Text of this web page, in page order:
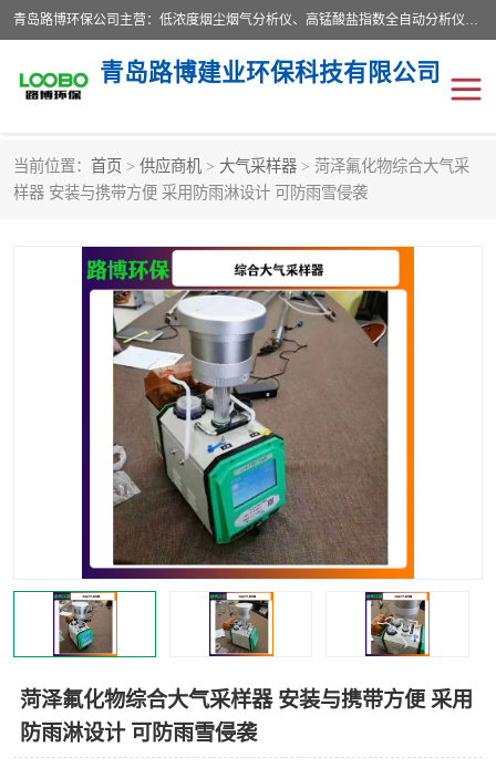
青岛路博环保公司主营：低浓度烟尘烟气分析仪、高锰酸盐指数全自动分析仪、便携式超声波明渠流量计、便携式水质采样器、恒温恒湿称重系统、手持式油烟检测仪等;是一家集环保科研、设计、生产、维护、销售和系统集成为一体的综合性高科技企业。路博人秉承"科学技术是第一生产力的重要理念，倡导环境友好型的生产、生活和消费方式。
青岛路博建业环保科技有限公司
当前位置： 首页 > 供应商机 > 大气采样器 > 菏泽氟化物综合大气采
样器 安装与携带方便 采用防雨淋设计 可防雨雪侵袭
菏泽氟化物综合大气采样器 安装与携带方便 采用
防雨淋设计 可防雨雪侵袭
生物安全柜 气体检测仪
水质检测仪 手持式油烟检测仪
恒温恒湿称重系统 二恶英采集器
实验室仪器 LB-8110降水降尘采样器
便携式水质采样器 LB-7035油气回收
便携式超声波明渠流量计 大气环境采样器
LB-4200高锰酸盐指数仪 LB-62便携式烟气分析仪
烟尘烟气设备 大气采样器
粉尘设备
新宇宙仪器